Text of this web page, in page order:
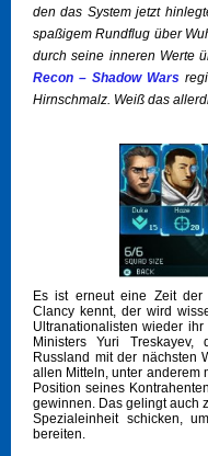
den das System jetzt
spaßigem Rundflug über
durch seine inneren Werte
Recon – Shadow Wars
Hirnschmalz. Weiß das
Es ist erneut eine Zeit der
Clancy kennt, der wird
Ultranationalisten wieder
Ministers Yuri
Russland mit der nächsten
allen Mitteln, unter anderem
Position seines
gewinnen. Das gelingt auch
Spezialeinheit schicken,
bereiten.